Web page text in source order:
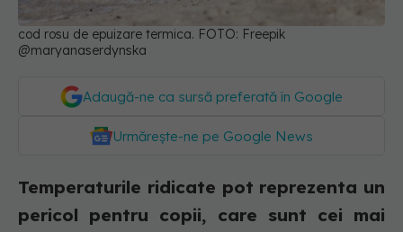
cod rosu de epuizare termica. FOTO: Freepik
@maryanaserdynska
Adaugă-ne ca sursă preferată în Google
Urmărește-ne pe Google News
Temperaturile ridicate pot reprezenta un
pericol pentru copii, care sunt cei mai